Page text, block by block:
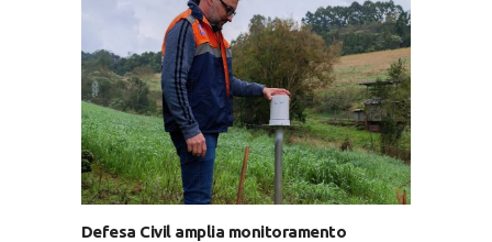
Defesa Civil amplia monitoramento